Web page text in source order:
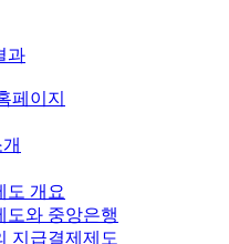
과
페이지
도 개요
도와 중앙은행
지급결제제도